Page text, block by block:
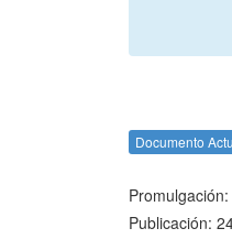
Documento
Publicación: